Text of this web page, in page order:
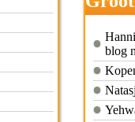
blog